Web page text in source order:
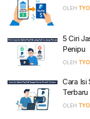
OLEH
5 Ciri
Penipu
OLEH
Cara Isi
Terbaru
OLEH